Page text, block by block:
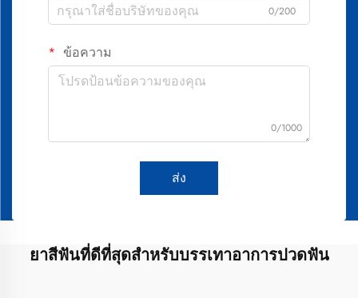
0/200
ข้อความ
0/1000
ส่ง
ยาสีฟันที่ดีที่สุดสำหรับบรรเทาอาการปวดฟัน